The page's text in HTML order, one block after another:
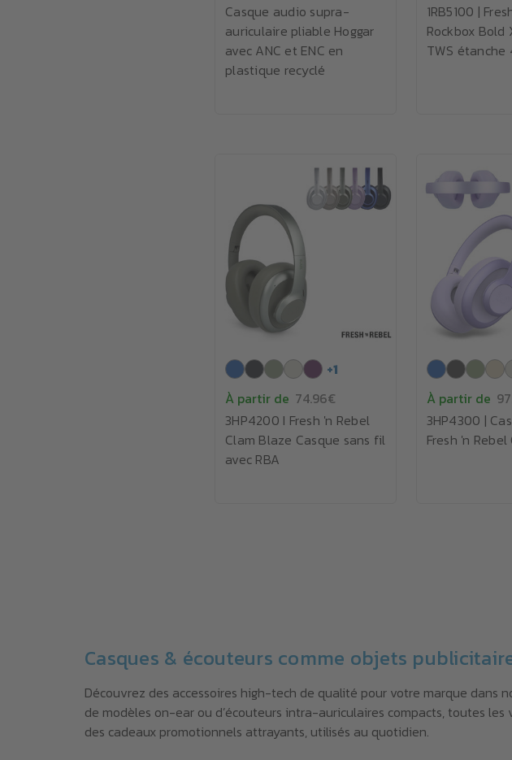
Casque audio supra-
auriculaire pliable Hoggar
avec ANC et ENC en
plastique recyclé
1RB5100 |
Rockbox Bold
TWS étanche
+1
À partir de 74.96€
3HP4200 I Fresh 'n Rebel
Clam Blaze Casque sans fil
avec RBA
À partir de
3HP4300 |
Fresh 'n
Casques & écouteurs comme objets
Découvrez des accessoires high-tech de qualité pour votre marque dans
de modèles on-ear ou d’écouteurs intra-auriculaires compacts, toutes
des cadeaux promotionnels attrayants, utilisés au quotidien.